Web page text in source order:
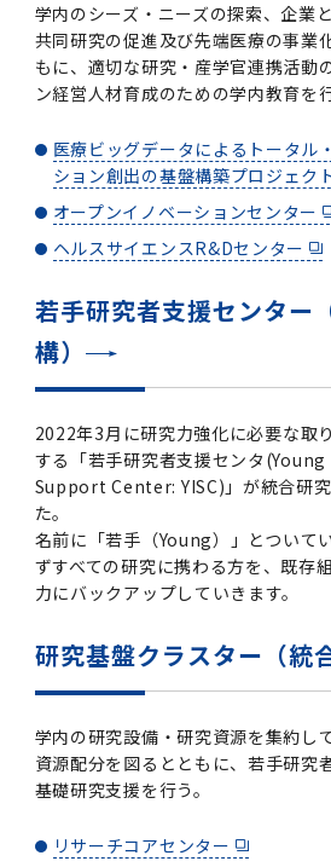
学内のシーズ・ニーズの探索、企業
共同研究の促進及び先端医療の事業
もに、適切な研究・産学官連携活動
ン経営人材育成のための学内教育を行
医療ビッグデータによるトータル
ション創出の基盤構築プロジェク
オープンイノベーションセンター
ヘルスサイエンスR&Dセンター
若手研究者支援センター
構）
2022年3月に研究力強化に必要な取
する「若手研究者支援センタ
Support Center: YISC)」が統合研
た。
名前に「若手（Young）」とついて
ずすべての研究に携わる方を、既存
力にバックアップしていきます。
研究基盤クラスター（統
学内の研究設備・研究資源を集約し
資源配分を図るとともに、若手研究
基礎研究支援を行う。
リサーチコアセンター